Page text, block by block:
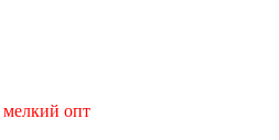
мелкий опт